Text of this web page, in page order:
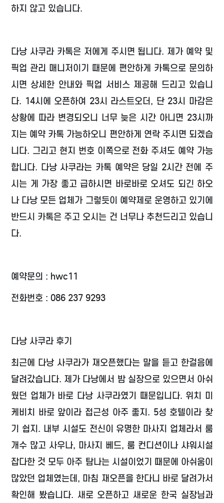
하지 않고 있습니다.
다낭 사쿠라 카톡은 저에게 주시면 됩니다. 제가 예약 및
픽업 관리 매니저이기 때문에 편안하게 카톡으로 문의하
시면 상세한 안내와 픽업 서비스 제공해 드리고 있습니
다. 14시에 오픈하여 23시 라스트오더, 단 23시 마감은
상황에 따라 변경되오니 너무 늦은 시간 아니면 23시까
지는 예약 카톡 가능하오니 편안하게 연락 주시면 되겠습
니다. 그리고 현지 번호 이쪽으로 전화 주셔도 예약 가능
합니다. 다낭 사쿠라는 카톡 예약은 당일 2시간 전에 주
시는 게 가장 좋고 급하시면 바로바로 오셔도 되긴 하오
나 다낭 모든 업체가 그렇듯이 예약제로 운영하고 있기에
반드시 카톡은 주고 오시는 건 너무나 추천드리고 있습니
다.
예약문의 : hwc11
전화번호 : 086 237 9293
다낭 사쿠라 후기
최근에 다낭 사쿠라가 재오픈했다는 말을 듣고 한걸음에
달려갔습니다. 제가 다낭에서 밤 실장으로 있으면서 아쉬
웠던 업체가 바로 다낭 사쿠라였기 때문입니다. 위치 미
케비치 바로 앞이라 접근성 아주 좋지. 5성 호텔이라 찾
기 쉽지. 내부 시설도 전신이 유명한 마사지 업체라서 룸
개수 많고 사우나, 마사지 베드, 룸 컨디션이나 샤워시설
잡다한 것 모두 아주 탐나는 시설이었기 때문에 아쉬움이
많았던 업체였는데, 마침 재오픈을 한다니 바로 달려가서
확인해 봤습니다. 새로 오픈하고 새로운 한국 실장님과